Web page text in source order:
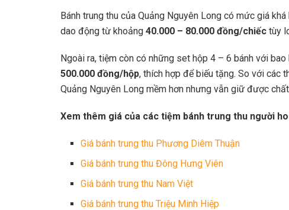
Bánh trung thu của Quảng Nguyên Long có mức giá
dao động từ khoảng 40.000 – 80.000 đồng/chiếc tùy
Ngoài ra, tiệm còn có những set hộp 4 – 6 bánh với
500.000 đồng/hộp, thích hợp để biếu tặng. So với các
Quảng Nguyên Long mềm hơn nhưng vẫn giữ được
Xem thêm giá của các tiệm bánh trung thu người
Giá bánh trung thu Phương Diêm Thuận
Giá bánh trung thu Đông Hưng Viên
Giá bánh trung thu Nam Việt
Giá bánh trung thu Triệu Minh Hiệp